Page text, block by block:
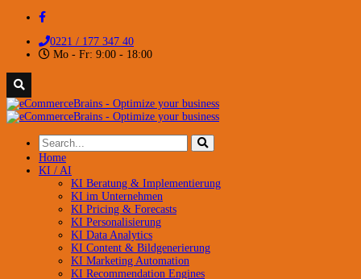
0221 / 177 347 40
Mo - Fr: 9:00 - 18:00
Home
KI / AI
KI Beratung & Implementierung
KI im Unternehmen
KI Pricing & Forecasts
KI Personalisierung
KI Data Analytics
KI Content & Bildgenerierung
KI Marketing Automation
KI Recommendation Engines